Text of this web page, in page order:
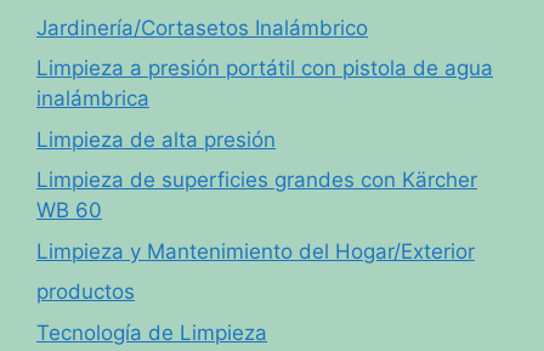
Jardinería/Cortasetos Inalámbrico
Limpieza a presión portátil con pistola de agua
inalámbrica
Limpieza de alta presión
Limpieza de superficies grandes con Kärcher
WB 60
Limpieza y Mantenimiento del Hogar/Exterior
productos
Tecnología de Limpieza